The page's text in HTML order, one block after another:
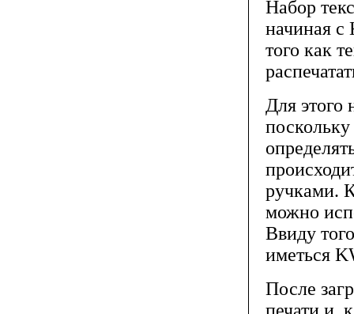
Набор
начиная с
того как
Для этого
ручками.
можно
Ввиду
иметься
После